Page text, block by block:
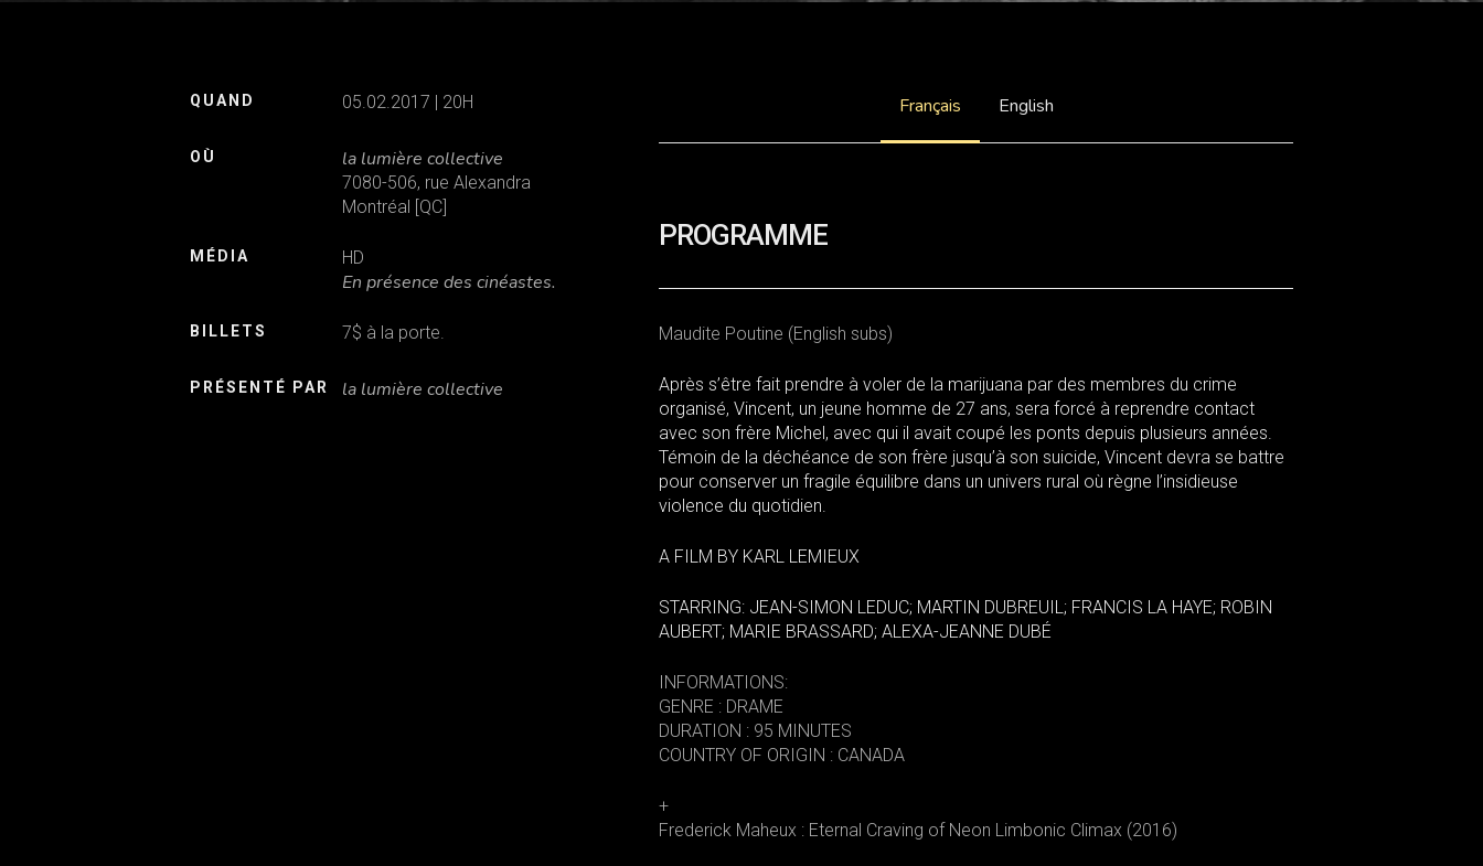
Appuyez ENTER pour chercher ou ESC pour quitter
QUAND 05.02.2017 | 20H
OÙ la lumière collective
7080-506, rue Alexandra
Montréal [QC]
MÉDIA HD
En présence des cinéastes.
BILLETS 7$ à la porte.
PRÉSENTÉ PAR la lumière collective
Français English
PROGRAMME
Maudite Poutine (English subs)
Après s’être fait prendre à voler de la marijuana par des membres du crime
organisé, Vincent, un jeune homme de 27 ans, sera forcé à reprendre contact
avec son frère Michel, avec qui il avait coupé les ponts depuis plusieurs années.
Témoin de la déchéance de son frère jusqu’à son suicide, Vincent devra se battre
pour conserver un fragile équilibre dans un univers rural où règne l’insidieuse
violence du quotidien.
A FILM BY KARL LEMIEUX
STARRING: JEAN-SIMON LEDUC; MARTIN DUBREUIL; FRANCIS LA HAYE; ROBIN
AUBERT; MARIE BRASSARD; ALEXA-JEANNE DUBÉ
INFORMATIONS:
GENRE : DRAME
DURATION : 95 MINUTES
COUNTRY OF ORIGIN : CANADA
+
Frederick Maheux : Eternal Craving of Neon Limbonic Climax (2016)